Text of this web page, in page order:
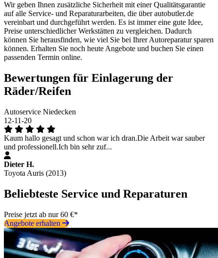
Wir geben Ihnen zusätzliche Sicherheit mit einer Qualitätsgarantie
auf alle Service- und Reparaturarbeiten, die über autobutler.de
vereinbart und durchgeführt werden. Es ist immer eine gute Idee,
Preise unterschiedlicher Werkstätten zu vergleichen. Dadurch
können Sie herausfinden, wie viel Sie bei Ihrer Autoreparatur sparen
können. Erhalten Sie noch heute Angebote und buchen Sie einen
passenden Termin online.
Bewertungen für Einlagerung der
Räder/Reifen
Autoservice Niedecken
12-11-20
Kaum hallo gesagt und schon war ich dran.Die Arbeit war sauber
und professionell.Ich bin sehr zuf...
Dieter H.
Toyota Auris (2013)
Beliebteste Service und Reparaturen
Preise jetzt ab nur 60 €*
Angebote erhalten